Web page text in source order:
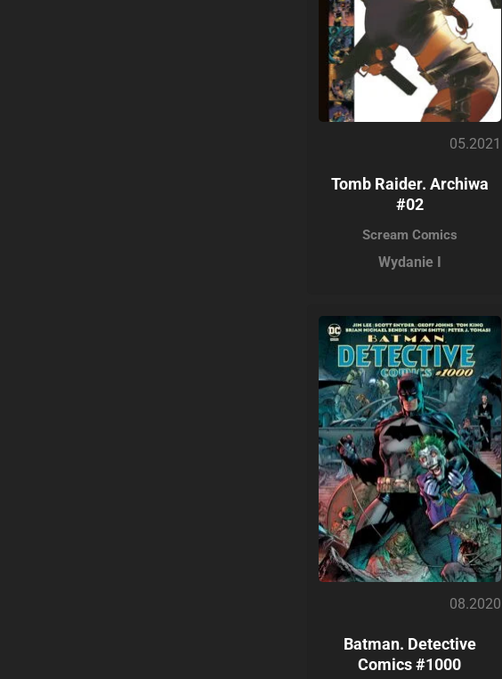
05.2021
Tomb Raider. Archiwa
#02
Scream Comics
Wydanie I
08.2020
Batman. Detective
Comics #1000